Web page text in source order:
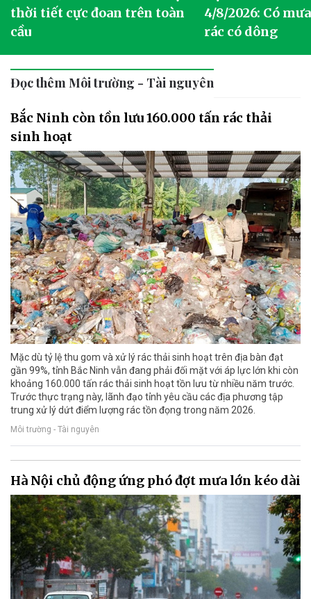
thời tiết cực đoan trên toàn
cầu
4/8/2026: Có
rác có dông
Đọc thêm Môi trường - Tài nguyên
Bắc Ninh còn tồn lưu 160.000 tấn rác thải
sinh hoạt
Mặc dù tỷ lệ thu gom và xử lý rác thải sinh hoạt trên địa bàn đạt
gần 99%, tỉnh Bắc Ninh vẫn đang phải đối mặt với áp lực lớn khi còn
khoảng 160.000 tấn rác thải sinh hoạt tồn lưu từ nhiều năm trước.
Trước thực trạng này, lãnh đạo tỉnh yêu cầu các địa phương tập
trung xử lý dứt điểm lượng rác tồn đọng trong năm 2026.
Môi trường - Tài nguyên
Hà Nội chủ động ứng phó đợt mưa lớn kéo dài